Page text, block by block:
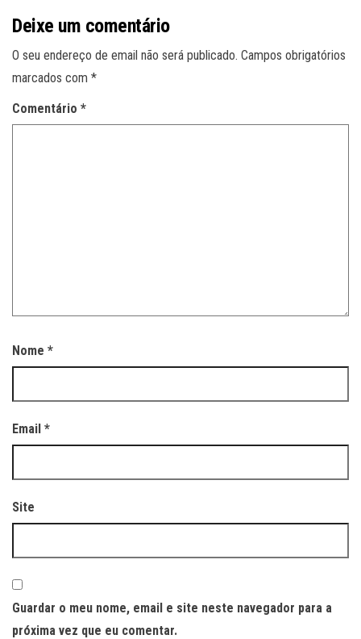
Deixe um comentário
O seu endereço de email não será publicado. Campos obrigatórios
marcados com *
Comentário *
Nome *
Email *
Site
Guardar o meu nome, email e site neste navegador para a
próxima vez que eu comentar.